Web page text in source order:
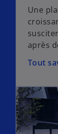
Une
après
Tout